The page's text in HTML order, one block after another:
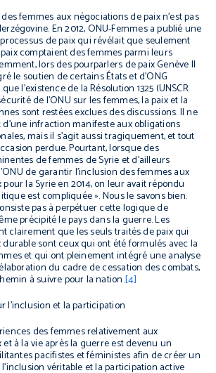
femmes aux négociations de paix n'est pas
En 2012, ONU-Femmes a publié une
de paix qui révélait que seulement
comptaient des femmes parmi leurs
lors des pourparlers de paix Genève II
le soutien de certains États et d'ONG
l'existence de la Résolution 1325 (UNSCR
de l'ONU sur les femmes, la paix et la
sont restées exclues des discussions. Il ne
d'une infraction manifeste aux obligations
mais il s'agit aussi tragiquement, et tout
perdue. Pourtant, lorsque des
de femmes de Syrie et d’ailleurs
de garantir l'inclusion des femmes aux
la Syrie en 2014, on leur avait répondu
est compliquée ». Nous le savons bien.
pas à perpétuer cette logique de
précipité le pays dans la guerre. Les
clairement que les seuls traités de paix qui
sont ceux qui ont été formulés avec la
et qui ont pleinement intégré une analyse
du cadre de cessation des combats,
à suivre pour la nation.[4]
l'inclusion et la participation
des femmes relativement aux
à la vie après la guerre est devenu un
pacifistes et féministes afin de créer un
véritable et la participation active